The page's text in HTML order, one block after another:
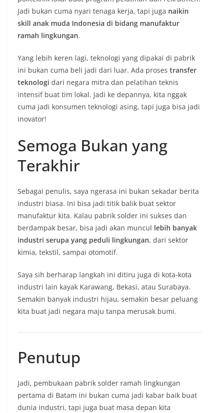
Jadi bukan cuma nyari tenaga kerja, tapi juga naikin
skill anak muda Indonesia di bidang manufaktur
ramah lingkungan.
Yang lebih keren lagi, teknologi yang dipakai di pabrik
ini bukan cuma beli jadi dari luar. Ada proses transfer
teknologi dari negara mitra dan pelatihan teknis
intensif buat tim lokal. Jadi ke depannya, kita nggak
cuma jadi konsumen teknologi asing, tapi juga bisa jadi
inovator!
Semoga Bukan yang
Terakhir
Sebagai penulis, saya ngerasa ini bukan sekadar berita
industri biasa. Ini bisa jadi titik balik buat sektor
manufaktur kita. Kalau pabrik solder ini sukses dan
berdampak besar, bisa jadi akan muncul lebih banyak
industri serupa yang peduli lingkungan, dari sektor
kimia, tekstil, sampai otomotif.
Saya sih berharap langkah ini ditiru juga di kota-kota
industri lain kayak Karawang, Bekasi, atau Surabaya.
Semakin banyak industri hijau, semakin besar peluang
kita buat jadi negara maju tanpa merusak bumi.
Penutup
Jadi, pembukaan pabrik solder ramah lingkungan
pertama di Batam ini bukan cuma jadi kabar baik buat
dunia industri, tapi juga buat masa depan kita